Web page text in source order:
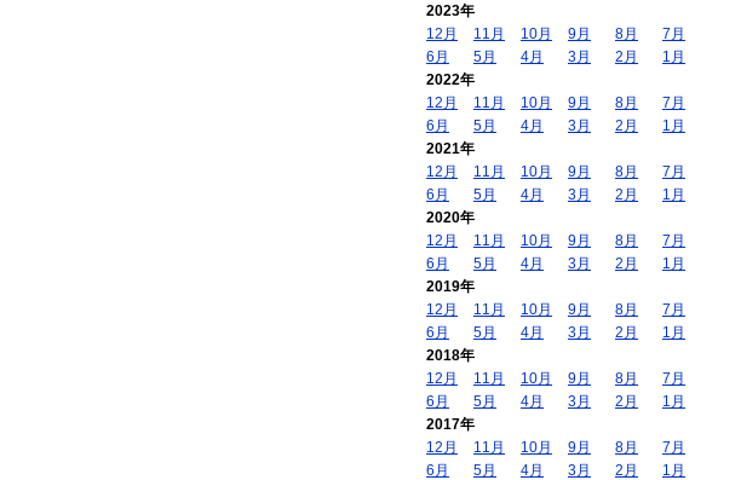
2023年
12月
11月 10月 9月 8月
7月
6月
5月 4月 3月 2月
1月
2022年
12月
11月 10月 9月 8月
7月
6月
5月 4月 3月 2月
1月
2021年
12月
11月 10月 9月 8月
7月
6月
5月 4月 3月 2月
1月
2020年
12月
11月 10月 9月 8月
7月
6月
5月 4月 3月 2月
1月
2019年
12月
11月 10月 9月 8月
7月
6月
5月 4月 3月 2月
1月
2018年
12月
11月 10月 9月 8月
7月
6月
5月 4月 3月 2月
1月
2017年
12月
11月 10月 9月 8月
7月
6月
5月 4月 3月 2月
1月